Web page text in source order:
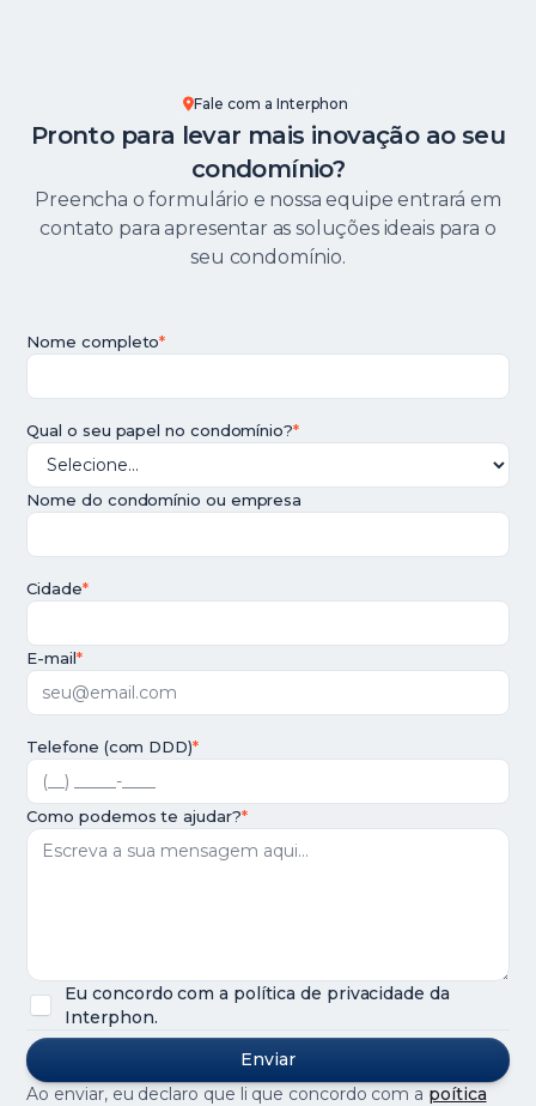
Fale com a Interphon
Pronto para levar mais inovação ao seu
condomínio?
Preencha o formulário e nossa equipe entrará em
contato para apresentar as soluções ideais para o
seu condomínio.
Nome completo*
Qual o seu papel no condomínio?*
Nome do condomínio ou empresa
Cidade*
E-mail*
Telefone (com DDD)*
Como podemos te ajudar?*
Eu concordo com a política de privacidade da
Interphon.
Ao enviar, eu declaro que li que concordo com a poítica